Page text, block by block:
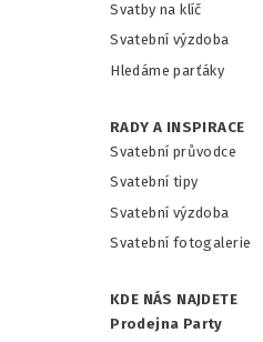
Svatby na klíč
Svatební výzdoba
Hledáme parťáky
RADY A INSPIRACE
Svatební průvodce
Svatební tipy
Svatební výzdoba
Svatební fotogalerie
KDE NÁS NAJDETE
Prodejna Party